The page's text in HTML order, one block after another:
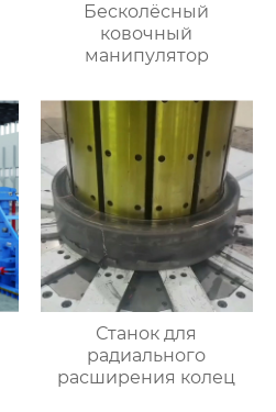
Бесколёсный
ковочный
манипулятор
Станок для
радиального
расширения колец